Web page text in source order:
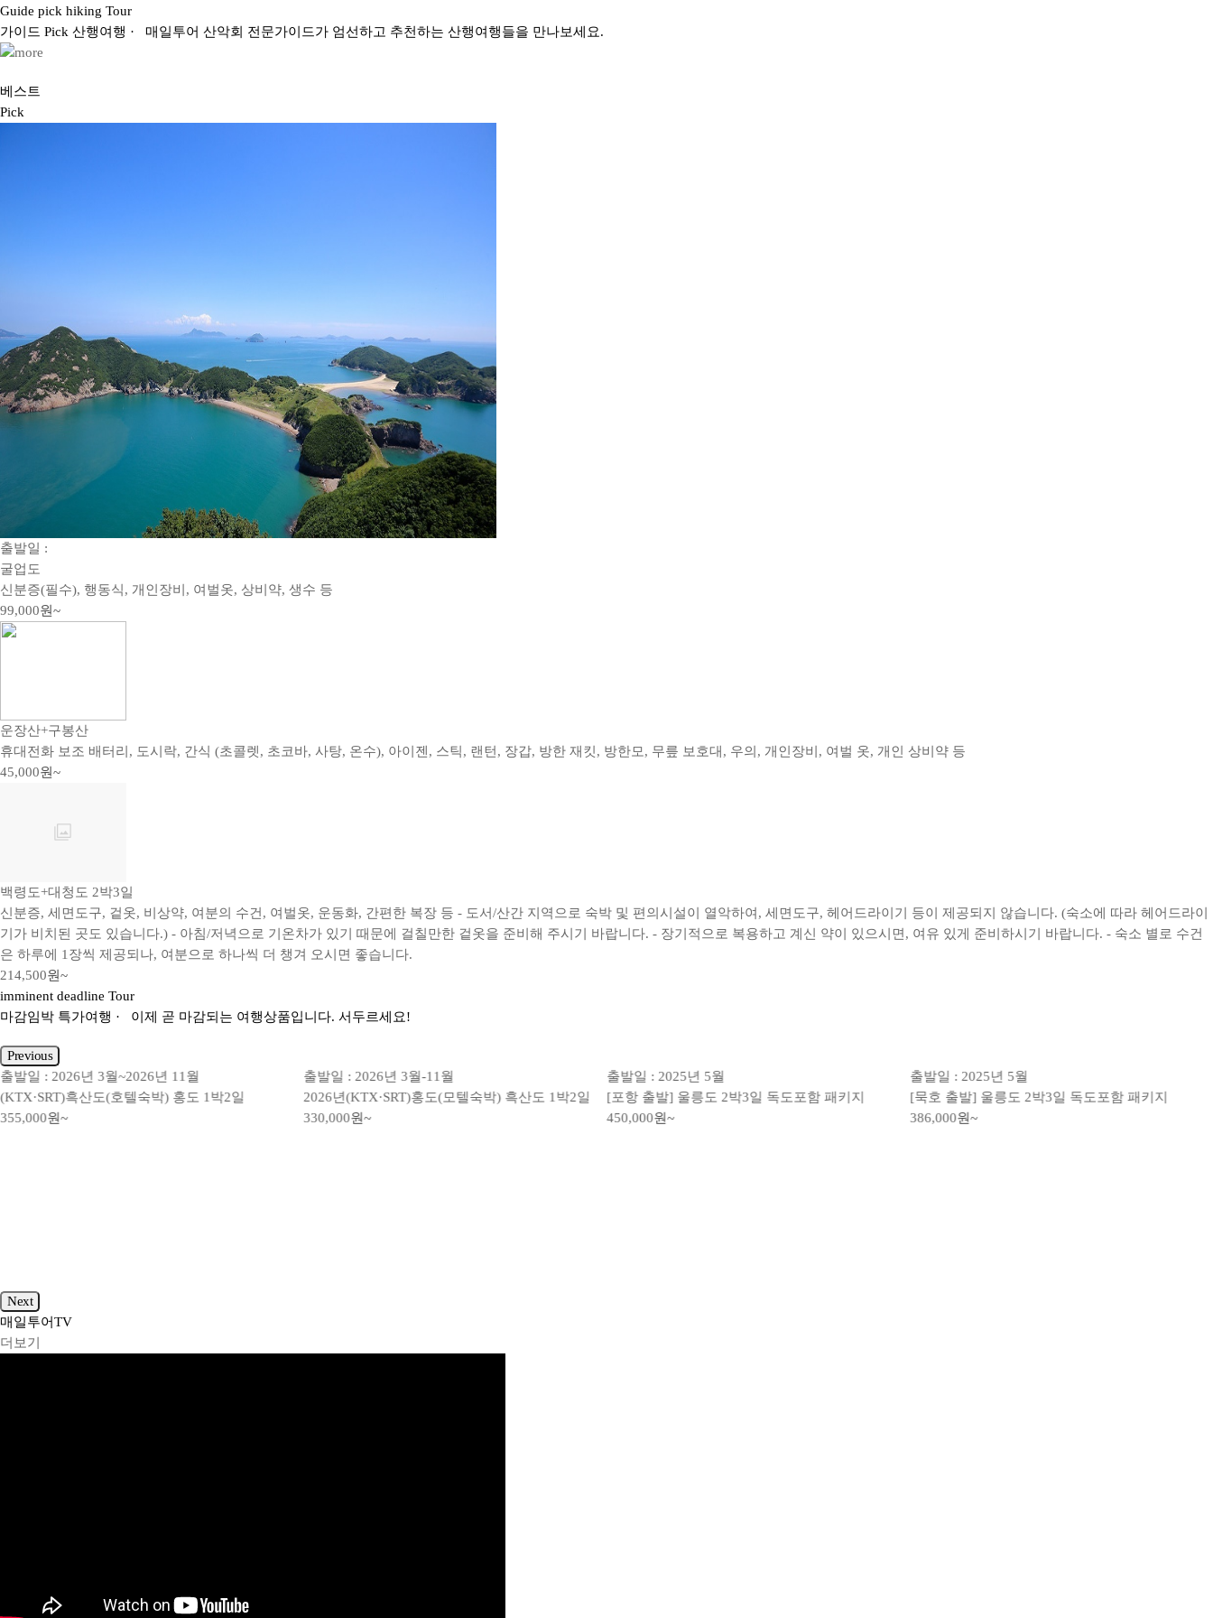
Guide pick hiking Tour
가이드 Pick 산행여행 · 매일투어 산악회 전문가이드가 엄선하고 추천하는 산행여행들을 만나보세요.
베스트
Pick
출발일 :
굴업도
신분증(필수), 행동식, 개인장비, 여벌옷, 상비약, 생수 등
99,000원~
운장산+구봉산
휴대전화 보조 배터리, 도시락, 간식 (초콜렛, 초코바, 사탕, 온수), 아이젠, 스틱, 랜턴, 장갑, 방한 재킷, 방한모, 무릎 보호대, 우의, 개인장비, 여벌 옷, 개인 상비약 등
45,000원~
백령도+대청도 2박3일
신분증, 세면도구, 겉옷, 비상약, 여분의 수건, 여벌옷, 운동화, 간편한 복장 등 - 도서/산간 지역으로 숙박 및 편의시설이 열악하여, 세면도구, 헤어드라이기 등이 제공되지 않습니다. (숙소에 따라 헤어드라이
기가 비치된 곳도 있습니다.) - 아침/저녁으로 기온차가 있기 때문에 걸칠만한 겉옷을 준비해 주시기 바랍니다. - 장기적으로 복용하고 계신 약이 있으시면, 여유 있게 준비하시기 바랍니다. - 숙소 별로 수건
은 하루에 1장씩 제공되나, 여분으로 하나씩 더 챙겨 오시면 좋습니다.
214,500원~
imminent deadline Tour
마감임박 특가여행 · 이제 곧 마감되는 여행상품입니다. 서두르세요!
Previous
출발일 : 2026년 3월~2026년 11월
(KTX·SRT)흑산도(호텔숙박) 홍도 1박2일
355,000원~
출발일 : 2026년 3월-11월
2026년(KTX·SRT)홍도(모텔숙박) 흑산도 1박2일
330,000원~
출발일 : 2025년 5월
[포항 출발] 울릉도 2박3일 독도포함 패키지
450,000원~
출발일 : 2025년 5월
[묵호 출발] 울릉도 2박3일 독도포함 패키지
386,000원~
Next
매일투어TV
더보기